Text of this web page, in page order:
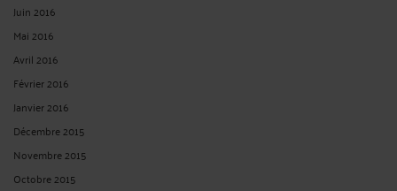
Juin 2016
Mai 2016
Avril 2016
Février 2016
Janvier 2016
Décembre 2015
Novembre 2015
Octobre 2015